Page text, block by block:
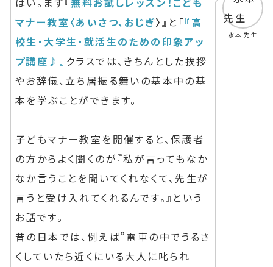
水本先生
マナー教室〈あいさつ、おじぎ〉』 と「『高
校生・大学生・就活生のための印象アッ
プ講座♪』 クラスでは、きちんとした挨拶
やお辞儀、立ち居振る舞いの基本中の基
本を学ぶことができます。
子どもマナー教室を開催すると、保護者
の方からよく聞くのが『私が言ってもなか
なか言うことを聞いてくれなくて、先生が
言うと受け入れてくれるんです。』という
お話です。
昔の日本では、例えば”電車の中でうるさ
くしていたら近くにいる大人に叱られ